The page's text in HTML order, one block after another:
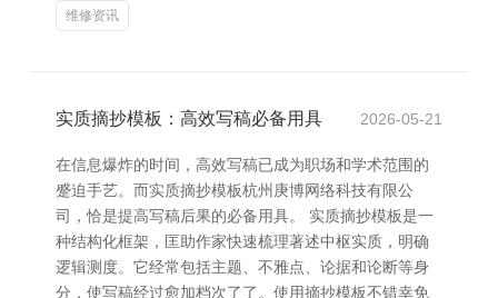
维修资讯
实质摘抄模板：高效写稿必备用具 2026-05-21
在信息爆炸的时间，高效写稿已成为职场和学术范围的
蹙迫手艺。而实质摘抄模板杭州庚博网络科技有限公
司，恰是提高写稿后果的必备用具。 实质摘抄模板是一
种结构化框架，匡助作家快速梳理著述中枢实质，明确
逻辑测度。它经常包括主题、不雅点、论据和论断等身
分，使写稿经过愈加档次了了。使用摘抄模板不错幸免